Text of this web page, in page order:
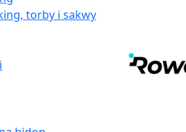
torby i sakwy